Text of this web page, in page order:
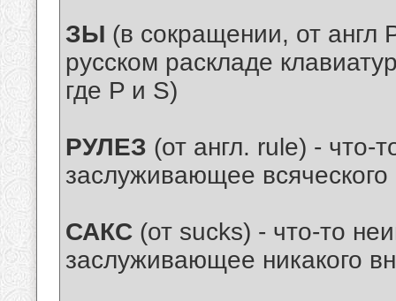
ЗЫ (в сокращении, от англ
русском раскладе
где P и S)
РУЛЕЗ (от англ. rule) - что-
заслуживающее всяческого
САКС (от sucks) - что-то
заслуживающее никакого